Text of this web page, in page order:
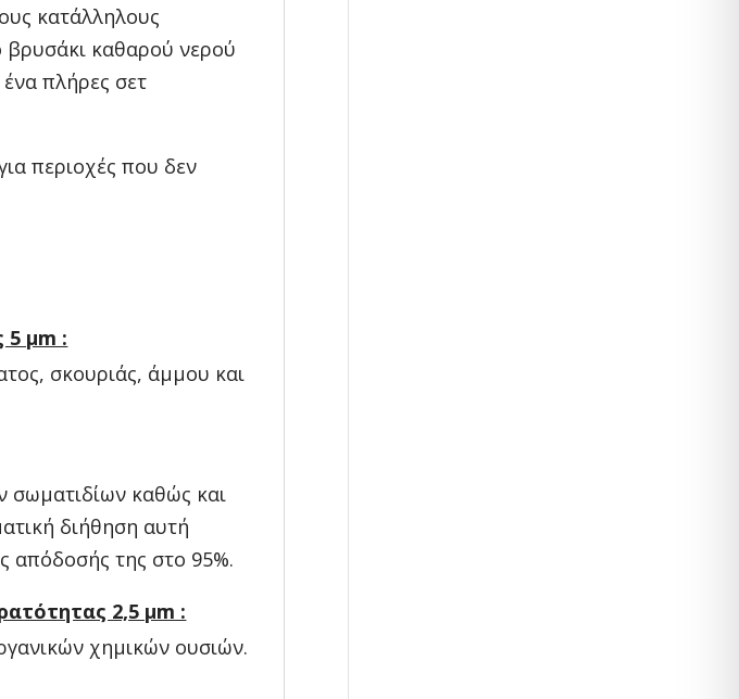
κατάλληλους
καθαρού νερού
πλήρες σετ
περιοχές που δεν
μm :
σκουριάς, άμμου και
σωματιδίων καθώς και
διήθηση αυτή
απόδοσής της στο 95%.
2,5 μm :
χημικών ουσιών.